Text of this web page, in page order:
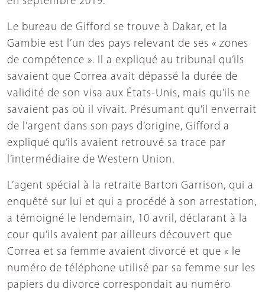
Le bureau de Gifford se trouve à Dakar, et la
Gambie est l’un des pays relevant de ses « zones
de compétence ». Il a expliqué au tribunal qu’ils
savaient que Correa avait dépassé la durée de
validité de son visa aux États-Unis, mais qu’ils ne
savaient pas où il vivait. Présumant qu’il enverrait
de l’argent dans son pays d’origine, Gifford a
expliqué qu’ils avaient retrouvé sa trace par
l’intermédiaire de Western Union.
L’agent spécial à la retraite Barton Garrison, qui a
enquêté sur lui et qui a procédé à son arrestation,
a témoigné le lendemain, 10 avril, déclarant à la
cour qu’ils avaient par ailleurs découvert que
Correa et sa femme avaient divorcé et que « le
numéro de téléphone utilisé par sa femme sur les
papiers du divorce correspondait au numéro